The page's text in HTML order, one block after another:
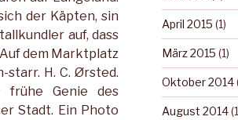
der Käpten, sin
auf, dass
dem Marktplatz
starr. H. C. Ørsted.
frühe Genie des
Stadt. Ein Photo
April 2015 (1)
März 2015 (1)
Oktober 2014
August 2014